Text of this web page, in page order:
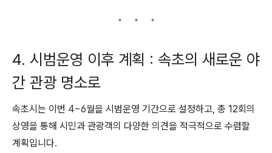
4. 시범운영 이후 계획 : 속초의 새로운 야
간 관광 명소로
속초시는 이번 4~6월을 시범운영 기간으로 설정하고, 총 12회의
상영을 통해 시민과 관광객의 다양한 의견을 적극적으로 수렴할
계획입니다.